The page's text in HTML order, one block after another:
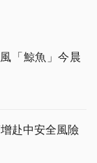
「鯨魚」今晨
赴中安全風險